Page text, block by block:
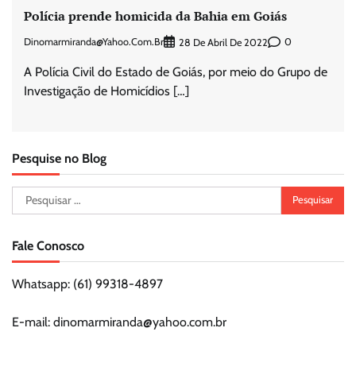
Polícia prende homicida da Bahia em Goiás
Dinomarmiranda@yahoo.com.br 28 De Abril De 2022 0
A Polícia Civil do Estado de Goiás, por meio do Grupo de
Investigação de Homicídios […]
Pesquise no Blog
Pesquisar
por:
Fale Conosco
Whatsapp: (61) 99318-4897
E-mail: dinomarmiranda@yahoo.com.br